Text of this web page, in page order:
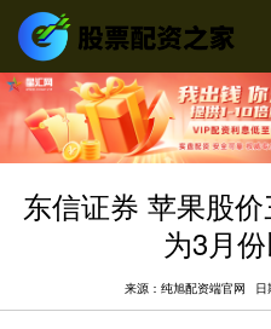
东信证券 苹果股
为3月
来源：纯旭配资端官网